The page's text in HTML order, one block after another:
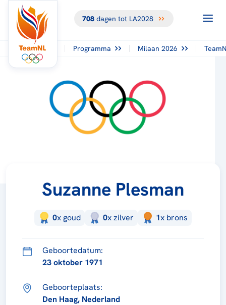
708dagen tot LA2028
Programma Milaan 2026
Suzanne Plesman
0x goud 0xzilver 1x brons
Geboortedatum:
23 oktober 1971
Geboorteplaats:
Den Haag, Nederland